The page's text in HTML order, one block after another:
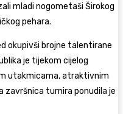
mladi nogometaši Širokog
pehara.
okupivši brojne talentirane
je tijekom cijelog
utakmicama, atraktivnim
završnica turnira ponudila je